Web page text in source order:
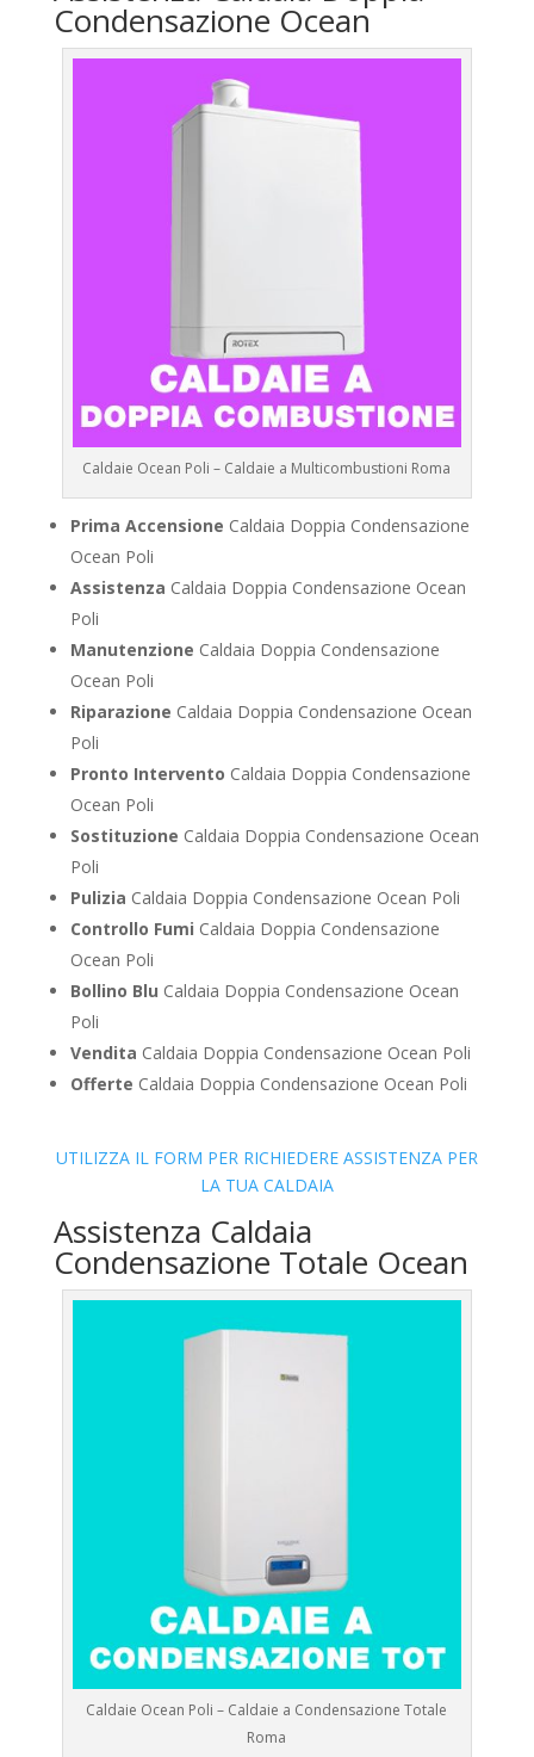
Condensazione Ocean
Caldaie Ocean Poli – Caldaie a Multicombustioni Roma
Prima Accensione Caldaia Doppia Condensazione
Ocean Poli
Assistenza Caldaia Doppia Condensazione Ocean
Poli
Manutenzione Caldaia Doppia Condensazione
Ocean Poli
Riparazione Caldaia Doppia Condensazione Ocean
Poli
Pronto Intervento Caldaia Doppia Condensazione
Ocean Poli
Sostituzione Caldaia Doppia Condensazione Ocean
Poli
Pulizia Caldaia Doppia Condensazione Ocean Poli
Controllo Fumi Caldaia Doppia Condensazione
Ocean Poli
Bollino Blu Caldaia Doppia Condensazione Ocean
Poli
Vendita Caldaia Doppia Condensazione Ocean Poli
Offerte Caldaia Doppia Condensazione Ocean Poli
UTILIZZA IL FORM PER RICHIEDERE ASSISTENZA PER
LA TUA CALDAIA
Assistenza Caldaia
Condensazione Totale Ocean
Caldaie Ocean Poli – Caldaie a Condensazione Totale
Roma